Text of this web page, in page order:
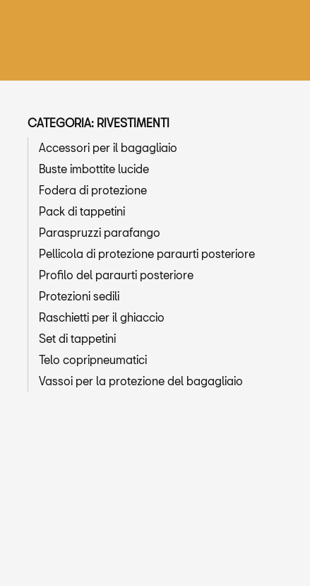
CATEGORIA: RIVESTIMENTI
Accessori per il bagagliaio
Buste imbottite lucide
Fodera di protezione
Pack di tappetini
Paraspruzzi parafango
Pellicola di protezione paraurti posteriore
Profilo del paraurti posteriore
Protezioni sedili
Raschietti per il ghiaccio
Set di tappetini
Telo copripneumatici
Vassoi per la protezione del bagagliaio